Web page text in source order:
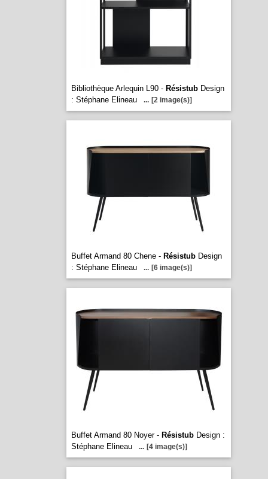
Bibliothèque Arlequin L90 - RésistubDesign
: Stéphane Elineau
... [2 image(s)]
Buffet Armand 80 Chene - RésistubDesign
: Stéphane Elineau
... [6 image(s)]
Buffet Armand 80 Noyer - RésistubDesign :
Stéphane Elineau
... [4 image(s)]